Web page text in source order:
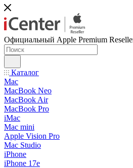
Официальный Apple Premium
Каталог
Mac
MacBook Neo
MacBook Air
MacBook Pro
iMac
Mac mini
Apple Vision Pro
Mac Studio
iPhone
iPhone 17e